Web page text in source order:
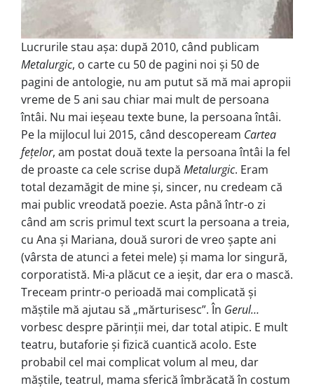
Lucrurile stau așa: după 2010, când publicam
Metalurgic, o carte cu 50 de pagini noi și 50 de
pagini de antologie, nu am putut să mă mai apropii
vreme de 5 ani sau chiar mai mult de persoana
întâi. Nu mai ieșeau texte bune, la persoana întâi.
Pe la mijlocul lui 2015, când descopeream Cartea
fețelor, am postat două texte la persoana întâi la fel
de proaste ca cele scrise după Metalurgic. Eram
total dezamăgit de mine și, sincer, nu credeam că
mai public vreodată poezie. Asta până într-o zi
când am scris primul text scurt la persoana a treia,
cu Ana și Mariana, două surori de vreo șapte ani
(vârsta de atunci a fetei mele) și mama lor singură,
corporatistă. Mi-a plăcut ce a ieșit, dar era o mască.
Treceam printr-o perioadă mai complicată și
măștile mă ajutau să „mărturisesc”. În Gerul…
vorbesc despre părinții mei, dar total atipic. E mult
teatru, butaforie și fizică cuantică acolo. Este
probabil cel mai complicat volum al meu, dar
măștile, teatrul, mama sferică îmbrăcată în costum